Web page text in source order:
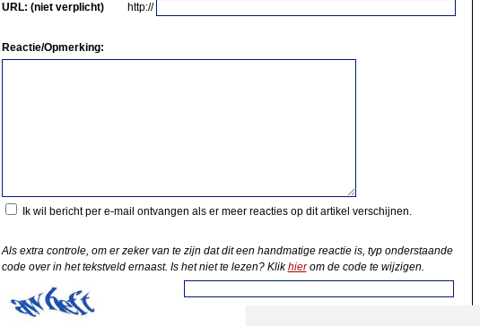
URL: (niet verplicht)
http://
Reactie/Opmerking:
Ik wil bericht per e-mail ontvangen als er meer reacties op dit artikel verschijnen.
Als extra controle, om er zeker van te zijn dat dit een handmatige reactie is, typ onderstaande
code over in het tekstveld ernaast. Is het niet te lezen? Klikhierom de code te wijzigen.